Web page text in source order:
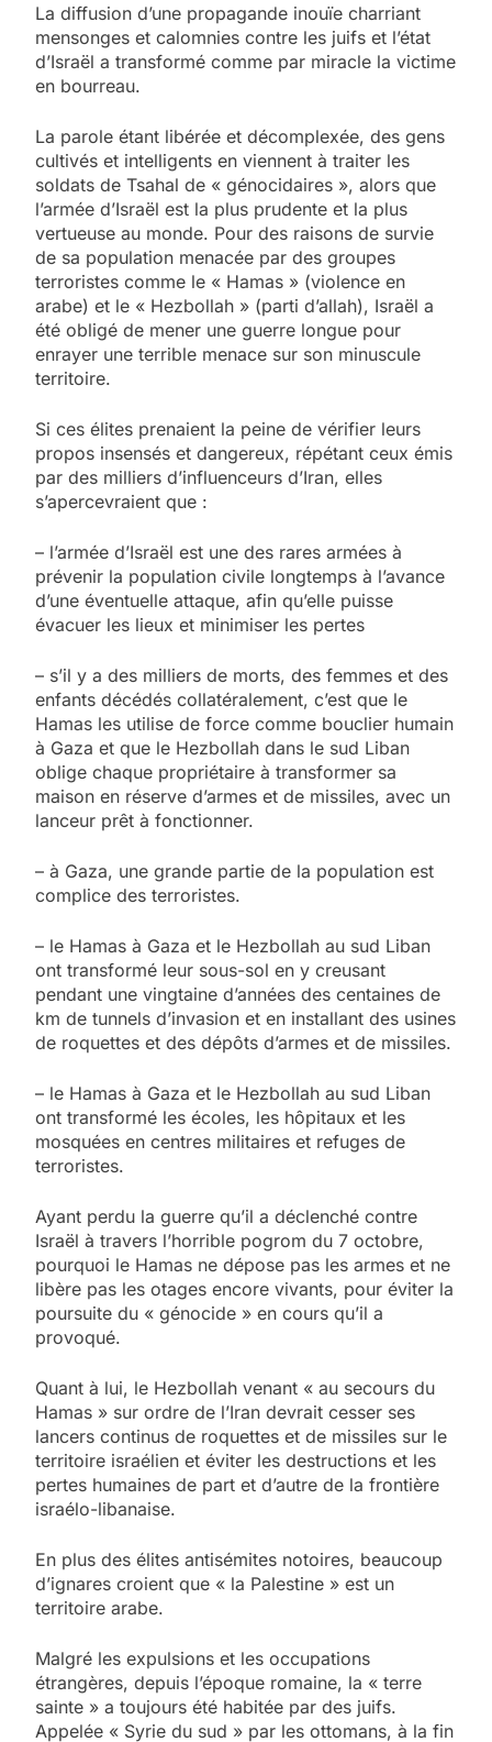
La diffusion d’une propagande inouïe charriant
mensonges et calomnies contre les juifs et l’état
d’Israël a transformé comme par miracle la victime
en bourreau.
La parole étant libérée et décomplexée, des gens
cultivés et intelligents en viennent à traiter les
soldats de Tsahal de « génocidaires », alors que
l’armée d’Israël est la plus prudente et la plus
vertueuse au monde. Pour des raisons de survie
de sa population menacée par des groupes
terroristes comme le « Hamas » (violence en
arabe) et le « Hezbollah » (parti d’allah), Israël a
été obligé de mener une guerre longue pour
enrayer une terrible menace sur son minuscule
territoire.
Si ces élites prenaient la peine de vérifier leurs
propos insensés et dangereux, répétant ceux émis
par des milliers d’influenceurs d’Iran, elles
s’apercevraient que :
– l’armée d’Israël est une des rares armées à
prévenir la population civile longtemps à l’avance
d’une éventuelle attaque, afin qu’elle puisse
évacuer les lieux et minimiser les pertes
– s’il y a des milliers de morts, des femmes et des
enfants décédés collatéralement, c’est que le
Hamas les utilise de force comme bouclier humain
à Gaza et que le Hezbollah dans le sud Liban
oblige chaque propriétaire à transformer sa
maison en réserve d’armes et de missiles, avec un
lanceur prêt à fonctionner.
– à Gaza, une grande partie de la population est
complice des terroristes.
– le Hamas à Gaza et le Hezbollah au sud Liban
ont transformé leur sous-sol en y creusant
pendant une vingtaine d’années des centaines de
km de tunnels d’invasion et en installant des usines
de roquettes et des dépôts d’armes et de missiles.
– le Hamas à Gaza et le Hezbollah au sud Liban
ont transformé les écoles, les hôpitaux et les
mosquées en centres militaires et refuges de
terroristes.
Ayant perdu la guerre qu’il a déclenché contre
Israël à travers l’horrible pogrom du 7 octobre,
pourquoi le Hamas ne dépose pas les armes et ne
libère pas les otages encore vivants, pour éviter la
poursuite du « génocide » en cours qu’il a
provoqué.
Quant à lui, le Hezbollah venant « au secours du
Hamas » sur ordre de l’Iran devrait cesser ses
lancers continus de roquettes et de missiles sur le
territoire israélien et éviter les destructions et les
pertes humaines de part et d’autre de la frontière
israélo-libanaise.
En plus des élites antisémites notoires, beaucoup
d’ignares croient que « la Palestine » est un
territoire arabe.
Malgré les expulsions et les occupations
étrangères, depuis l’époque romaine, la « terre
sainte » a toujours été habitée par des juifs.
Appelée « Syrie du sud » par les ottomans, à la fin